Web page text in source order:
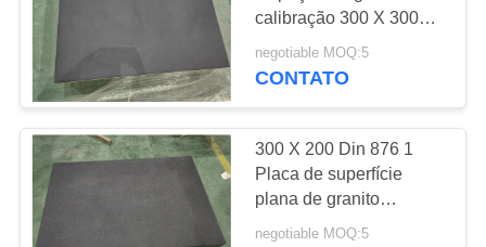
Base da máquina
do granito
calibração 300 X 300
com suporte
negotiable MOQ:5
CONTATO
300 X 200 Din 876 1
Placa de superfície
plana de granito
Inspeção preta
negotiable MOQ:5